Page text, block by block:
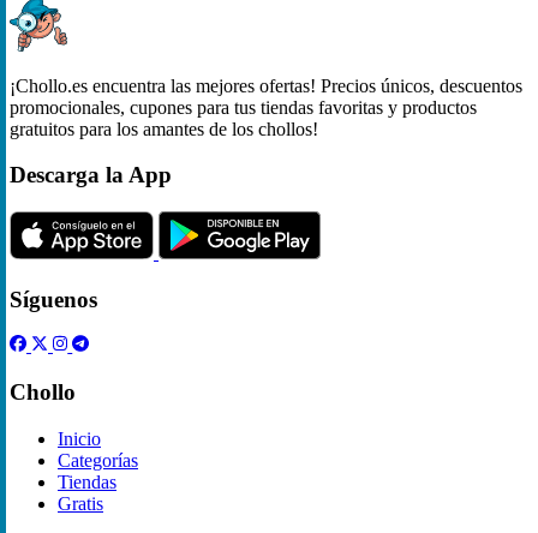
¡Chollo.es encuentra las mejores ofertas! Precios únicos, descuentos
promocionales, cupones para tus tiendas favoritas y productos
gratuitos para los amantes de los chollos!
Descarga la App
Síguenos
Chollo
Inicio
Categorías
Tiendas
Gratis